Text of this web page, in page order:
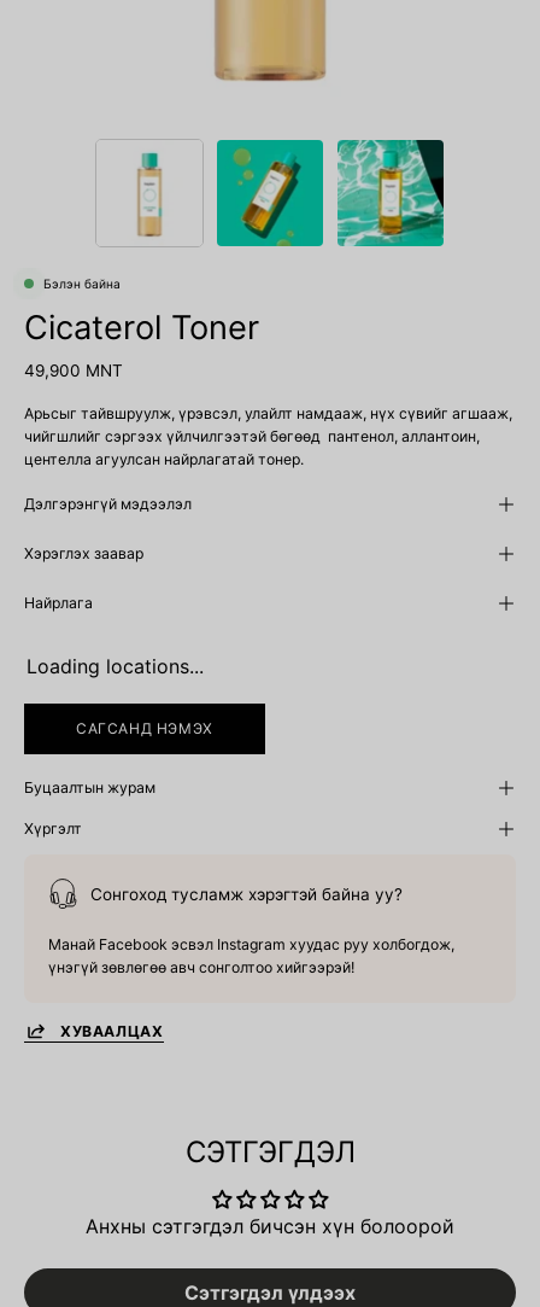
Бэлэн байна
Cicaterol Toner
49,900 MNT
Арьсыг тайвшруулж, үрэвсэл, улайлт намдааж, нүх сүвийг агшааж,
чийгшлийг сэргээх үйлчилгээтэй бөгөөд пантенол, аллантоин,
центелла агуулсан найрлагатай тонер.
Дэлгэрэнгүй мэдээлэл
Хэрэглэх заавар
Найрлага
Loading locations...
САГСАНД НЭМЭХ
Буцаалтын журам
Хүргэлт
Сонгоход тусламж хэрэгтэй байна уу?
Манай Facebook эсвэл Instagram хуудас руу холбогдож,
үнэгүй зөвлөгөө авч сонголтоо хийгээрэй!
ХУВААЛЦАХ
СЭТГЭГДЭЛ
Анхны сэтгэгдэл бичсэн хүн болоорой
Сэтгэгдэл үлдээх